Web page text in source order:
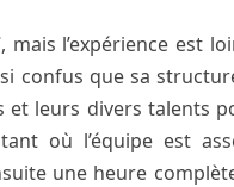
, mais l’expérience est
confus que sa
et leurs divers talents
où l’équipe est
une heure